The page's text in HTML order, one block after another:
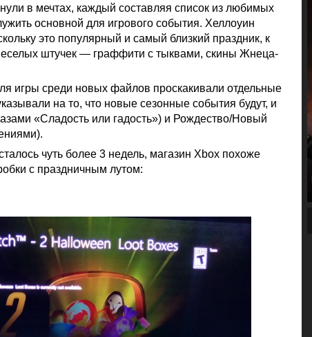
в мечтах, каждый составляя список из любимых
основной для игрового события. Хеллоуин
это популярный и самый близкий праздник, к
штучек — граффити с тыквами, скины Жнеца-
игры среди новых файлов проскакивали отдельные
на то, что новые сезонные события будут, и
«Сладость или гадость») и Рождество/Новый
чуть более 3 недель, магазин Xbox похоже
с праздничным лутом: